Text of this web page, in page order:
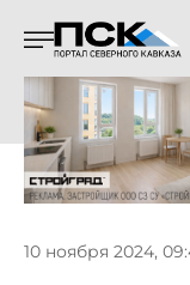
10 ноября 2024,